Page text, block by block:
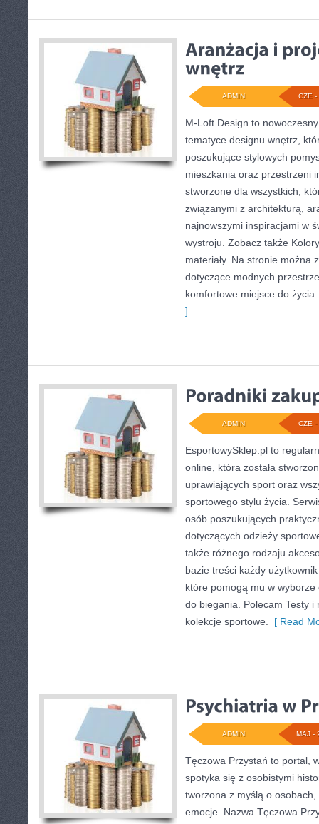
CZE -
ADMIN
M-Loft Design to
tematyce designu wnętrz,
poszukujące stylowych
mieszkania oraz przestrzeni
stworzone dla wszystkich,
związanymi z architekturą,
najnowszymi inspiracjami w
wystroju. Zobacz także
materiały. Na stronie można
dotyczące modnych
komfortowe miejsce do
]
CZE -
ADMIN
EsportowySklep.pl to
online, która została
uprawiających sport oraz
sportowego stylu życia.
osób poszukujących
dotyczących odzieży
także różnego rodzaju
bazie treści każdy
które pomogą mu w
do biegania. Polecam Testy
kolekcje sportowe.
[ Read
MAJ -
ADMIN
Tęczowa Przystań to portal,
spotyka się z osobistymi
tworzona z myślą o
emocje. Nazwa Tęczowa